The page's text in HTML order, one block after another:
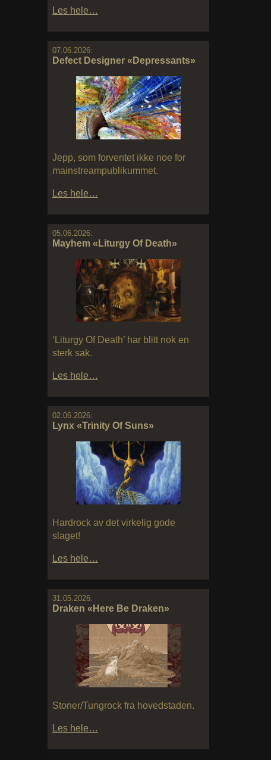
Les hele…
07.06.2026:
Defect Designer «Depressants»
Jepp, som forventet ikke noe for
mainstreampublikummet.
Les hele…
05.06.2026:
Mayhem «Liturgy Of Death»
‘Liturgy Of Death’ har blitt nok en
sterk sak.
Les hele…
02.06.2026:
Lynx «Trinity Of Suns»
Hardrock av det virkelig gode
slaget!
Les hele…
31.05.2026:
Draken «Here Be Draken»
Stoner/Tungrock fra hovedstaden.
Les hele…